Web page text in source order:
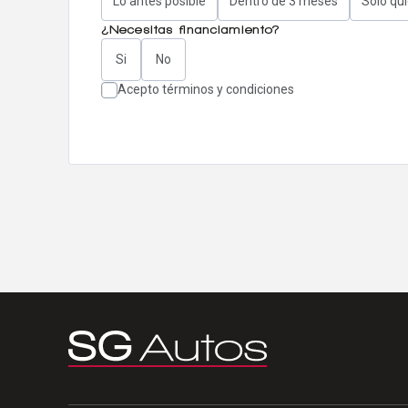
¿Necesitas financiamiento?
Si No
Acepto términos y condiciones